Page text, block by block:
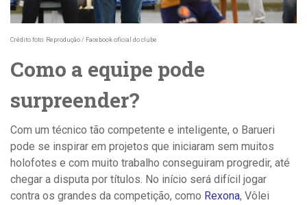
Crédito foto: Reprodução / Facebook oficial do clube
Como a equipe pode
surpreender?
Com um técnico tão competente e inteligente, o Barueri
pode se inspirar em projetos que iniciaram sem muitos
holofotes e com muito trabalho conseguiram progredir, até
chegar a disputa por títulos. No início será difícil jogar
contra os grandes da competição, como Rexona, Vôlei